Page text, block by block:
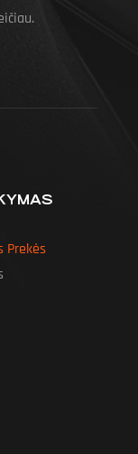
Prekės